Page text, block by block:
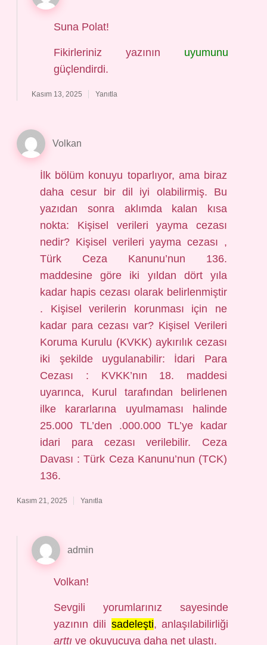
Suna Polat!
Fikirleriniz yazının uyumunu
güçlendirdi.
Kasım 13, 2025 Yanıtla
Volkan
İlk bölüm konuyu toparlıyor, ama biraz
daha cesur bir dil iyi olabilirmiş. Bu
yazıdan sonra aklımda kalan kısa
nokta: Kişisel verileri yayma cezası
nedir? Kişisel verileri yayma cezası ,
Türk Ceza Kanunu’nun 136.
maddesine göre iki yıldan dört yıla
kadar hapis cezası olarak belirlenmiştir
. Kişisel verilerin korunması için ne
kadar para cezası var? Kişisel Verileri
Koruma Kurulu (KVKK) aykırılık cezası
iki şekilde uygulanabilir: İdari Para
Cezası : KVKK’nın 18. maddesi
uyarınca, Kurul tarafından belirlenen
ilke kararlarına uyulmaması halinde
25.000 TL’den .000.000 TL’ye kadar
idari para cezası verilebilir. Ceza
Davası : Türk Ceza Kanunu’nun (TCK)
136.
Kasım 21, 2025 Yanıtla
admin
Volkan!
Sevgili yorumlarınız sayesinde
yazının dili sadeleşti, anlaşılabilirliği
arttı ve okuyucuya daha netulaştı.